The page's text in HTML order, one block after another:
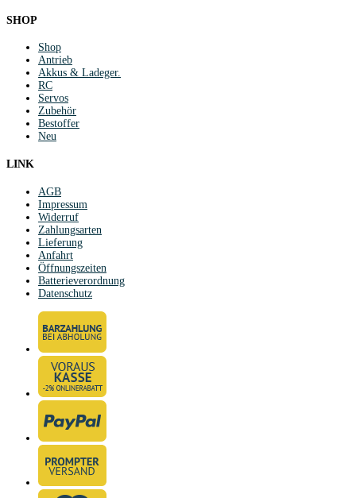
SHOP
Shop
Antrieb
Akkus & Ladeger.
RC
Servos
Zubehör
Bestoffer
Neu
LINK
AGB
Impressum
Widerruf
Zahlungsarten
Lieferung
Anfahrt
Öffnungszeiten
Batterieverordnung
Datenschutz